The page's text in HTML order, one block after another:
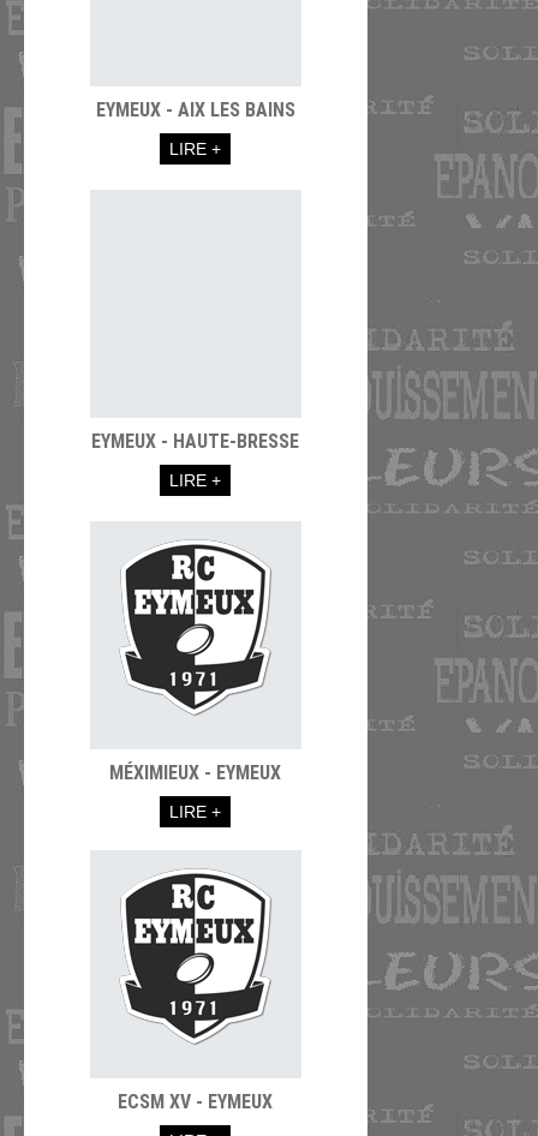
EYMEUX - AIX LES BAINS
LIRE +
EYMEUX - HAUTE-BRESSE
LIRE +
MÉXIMIEUX - EYMEUX
LIRE +
ECSM XV - EYMEUX